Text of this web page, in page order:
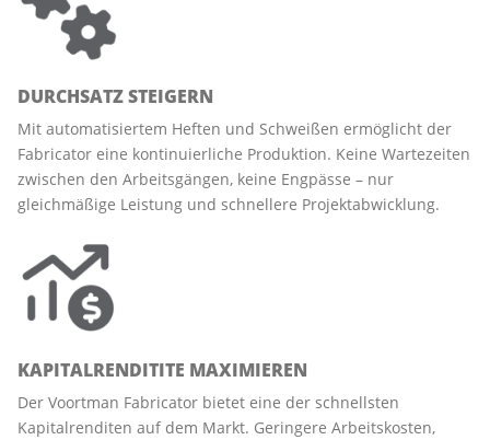
DURCHSATZ STEIGERN
Mit automatisiertem Heften und Schweißen ermöglicht der
Fabricator eine kontinuierliche Produktion. Keine Wartezeiten
zwischen den Arbeitsgängen, keine Engpässe – nur
gleichmäßige Leistung und schnellere Projektabwicklung.
KAPITALRENDITITE MAXIMIEREN
Der Voortman Fabricator bietet eine der schnellsten
Kapitalrenditen auf dem Markt. Geringere Arbeitskosten,